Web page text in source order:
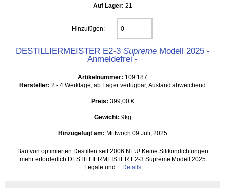
Auf Lager: 21
Hinzufügen:
DESTILLIERMEISTER E2-3 SupremeModell 2025 -
Anmeldefrei -
Artikelnummer: 109.187
Hersteller: 2 - 4 Werktage, ab Lager verfügbar, Ausland abweichend
Preis: 399,00 €
Gewicht: 9kg
Hinzugefügt am: Mittwoch 09 Juli, 2025
Bau von optimierten Destillen seit 2006 NEU! Keine Silikondichtungen
mehr erforderlich DESTILLIERMEISTER E2-3 Supreme Modell 2025
Legale und
Details